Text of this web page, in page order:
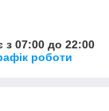
з 07:00 до 22:00
роботи